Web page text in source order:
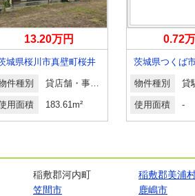
13.20万円
城県桜川市真壁町桜井
件種別 貸店舗・事務所
用面積 183.61m²
0.72
物件種別 貸
使用面積 -
稲敷郡河内町
稲敷郡美浦
笠間市
鹿嶋市